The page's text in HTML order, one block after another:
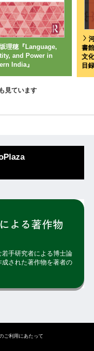
理穂『Language,
and Power in
India』
書
文
目
見ています
手研究者による博士論
された著作物を著者の
ご利用にあたって